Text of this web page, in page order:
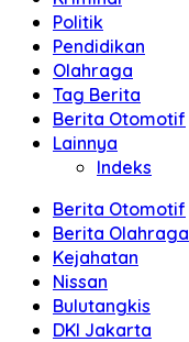
Politik
Pendidikan
Olahraga
Tag Berita
Berita Otomotif
Lainnya
Indeks
Berita Otomotif
Berita Olahraga
Kejahatan
Nissan
Bulutangkis
DKI Jakarta